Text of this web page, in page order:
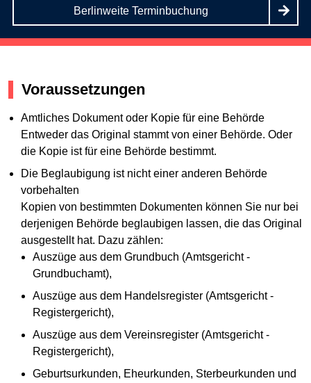
Berlinweite Terminbuchung
Voraussetzungen
Amtliches Dokument oder Kopie für eine Behörde
Entweder das Original stammt von einer Behörde. Oder
die Kopie ist für eine Behörde bestimmt.
Die Beglaubigung ist nicht einer anderen Behörde
vorbehalten
Kopien von bestimmten Dokumenten können Sie nur bei
derjenigen Behörde beglaubigen lassen, die das Original
ausgestellt hat. Dazu zählen:
Auszüge aus dem Grundbuch (Amtsgericht -
Grundbuchamt),
Auszüge aus dem Handelsregister (Amtsgericht -
Registergericht),
Auszüge aus dem Vereinsregister (Amtsgericht -
Registergericht),
Geburtsurkunden, Eheurkunden, Sterbeurkunden und